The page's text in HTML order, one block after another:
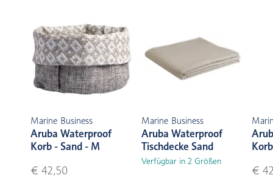
Marine Business
Aruba Waterproof
Korb - Sand - M
€ 42,50
Marine Business
Aruba Waterproof
Tischdecke Sand
Verfügbar in 2 Größen
€